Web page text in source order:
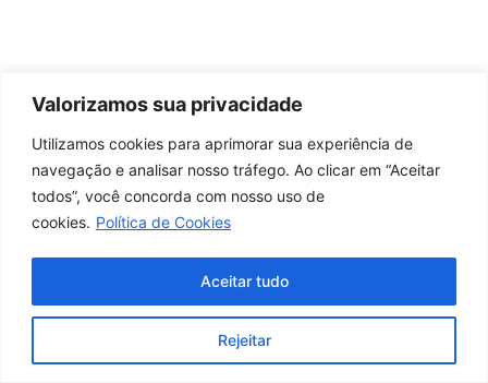
Valorizamos sua privacidade
Utilizamos cookies para aprimorar sua experiência de
navegação e analisar nosso tráfego. Ao clicar em “Aceitar
todos”, você concorda com nosso uso de
cookies. Política de Cookies
Rejeitar
Aceitar tudo